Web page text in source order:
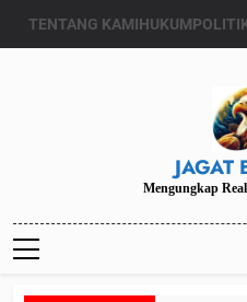
TENTANG KAMIHUKUM
JAGAT
Mengungkap